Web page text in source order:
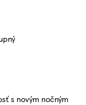
s novým nočným